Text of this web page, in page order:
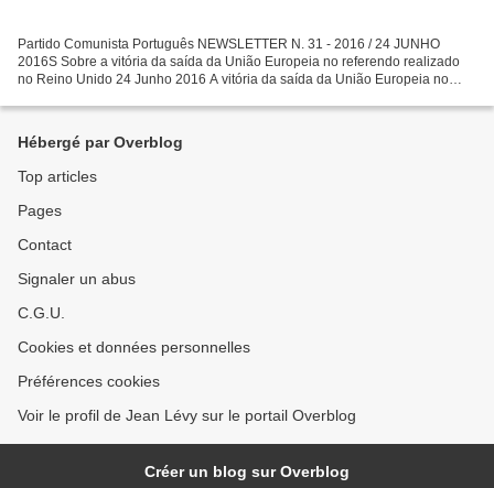
Partido Comunista Português NEWSLETTER N. 31 - 2016 / 24 JUNHO
2016S Sobre a vitória da saída da União Europeia no referendo realizado
no Reino Unido 24 Junho 2016 A vitória da saída da União Europeia no
Hébergé par Overblog
Top articles
Pages
Contact
Signaler un abus
C.G.U.
Cookies et données personnelles
Préférences cookies
Voir le profil de Jean Lévy sur le portail Overblog
Créer un blog sur Overblog